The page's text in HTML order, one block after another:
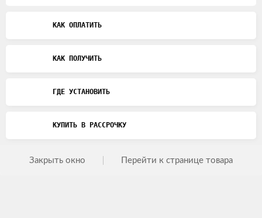
КАК ОПЛАТИТЬ
КАК ПОЛУЧИТЬ
ГДЕ УСТАНОВИТЬ
КУПИТЬ В РАССРОЧКУ
Закрыть окно Перейти к странице товара